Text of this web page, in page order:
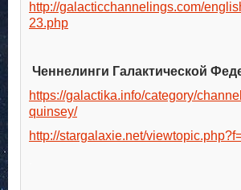
http://galacticchannelings.com/
23.php
Ченнелинги Галактической
https://galactika.info/category/
quinsey/
http://stargalaxie.net/